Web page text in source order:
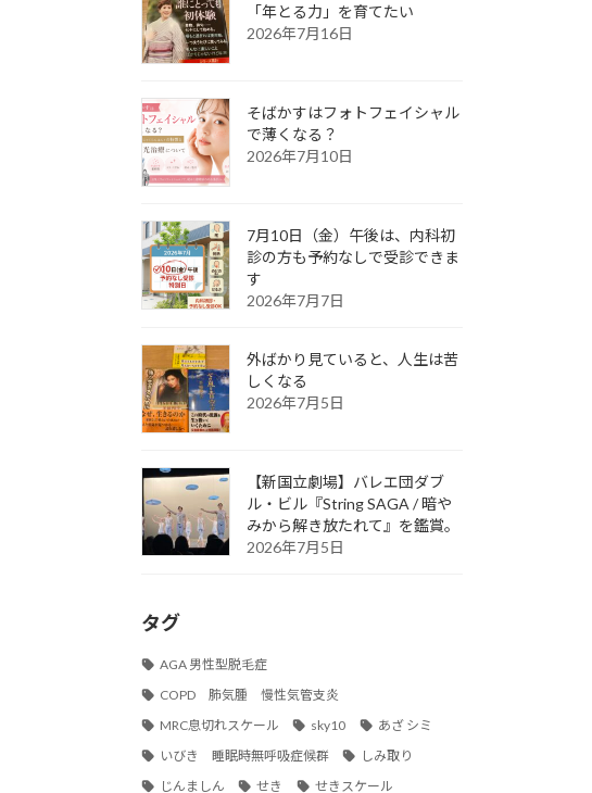
「年とる力」を育てたい
2026年7月16日
そばかすはフォトフェイシャル
で薄くなる？
2026年7月10日
7月10日（金）午後は、内科初
診の方も予約なしで受診できま
す
2026年7月7日
外ばかり見ていると、人生は苦
しくなる
2026年7月5日
【新国立劇場】バレエ団ダブ
ル・ビル『String SAGA / 暗や
みから解き放たれて』を鑑賞。
2026年7月5日
タグ
AGA 男性型脱毛症
COPD 肺気腫 慢性気管支炎
MRC息切れスケール
sky10
あざ シミ
いびき 睡眠時無呼吸症候群
しみ取り
じんましん
せき
せきスケール